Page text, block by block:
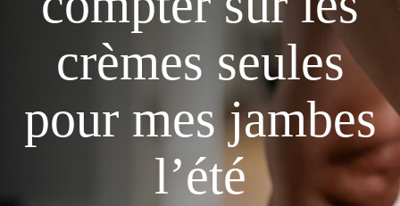
crèmes seules
pour mes jambes
l’été